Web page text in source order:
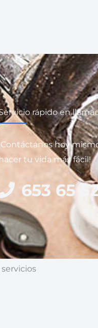
rápido en
hoy
tu vida más fácil!
653 65